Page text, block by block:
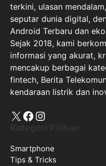
terkini, ulasan
seputar dunia digital,
Android Terbaru dan
Sejak 2018, kami
informasi yang akurat,
mencakup berbagai
fintech, Berita
kendaraan listrik dan
X Facebook
Instagram
Smartphone
Tips & Tricks